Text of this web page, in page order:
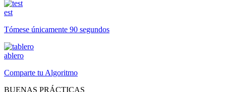
est
Tómese únicamente 90 segundos
ablero
Comparte tu Algoritmo
BUENAS PRÁCTICAS